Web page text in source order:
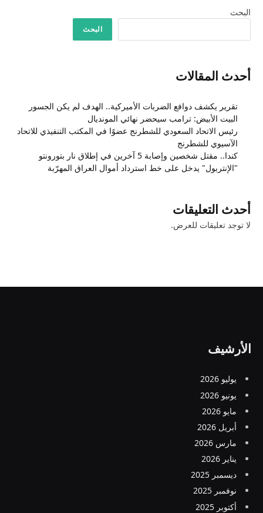
البحث
البحث
أحدث المقالات
تقرير يكشف دوافع الضربات الأميركية.. الهدف لم يكن الجسور
البيت الأبيض: ترامب سيحضر نهائي المونديال
رئيس الاتحاد السعودي للشطرنج عضوًا في المكتب التنفيذي للاتحاد
الآسيوي للشطرنج
كندا.. مقتل شخصين وإصابة 5 آخرين في إطلاق نار بتورونتو
"الإنتربول" يدخل على خط استرداد أموال العراق المهرّبة
أحدث التعليقات
لا توجد تعليقات للعرض.
الأرشيف
يوليو 2026
يونيو 2026
مايو 2026
أبريل 2026
مارس 2026
يناير 2026
ديسمبر 2025
نوفمبر 2025
أكتوبر 2025